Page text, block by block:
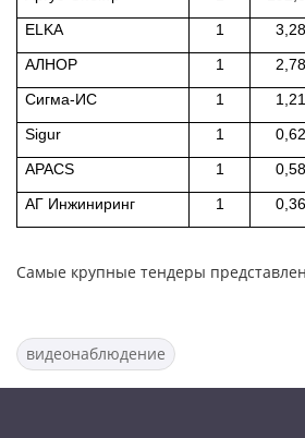
ELKA
1 3,28
АЛНОР
1 2,78
Сигма-ИС
1 1,21
Sigur
1 0,62
APACS
1 0,58
АГ Инжиниринг
1 0,36
Самые крупные тендеры
видеонаблюдение